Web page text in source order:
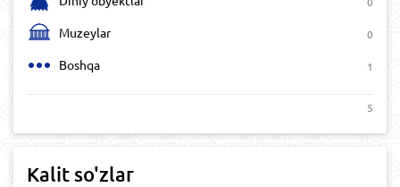
Muzeylar 0
Boshqa 1
5
Kalit so'zlar